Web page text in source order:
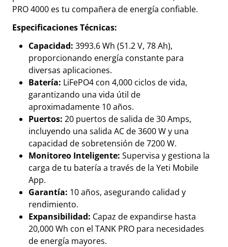
PRO 4000 es tu compañera de energía confiable.
Especificaciones Técnicas:
Capacidad: 3993.6 Wh (51.2 V, 78 Ah),
proporcionando energía constante para
diversas aplicaciones.
Batería: LiFePO4 con 4,000 ciclos de vida,
garantizando una vida útil de
aproximadamente 10 años.
Puertos: 20 puertos de salida de 30 Amps,
incluyendo una salida AC de 3600 W y una
capacidad de sobretensión de 7200 W.
Monitoreo Inteligente: Supervisa y gestiona la
carga de tu batería a través de la Yeti Mobile
App.
Garantía: 10 años, asegurando calidad y
rendimiento.
Expansibilidad: Capaz de expandirse hasta
20,000 Wh con el TANK PRO para necesidades
de energía mayores.